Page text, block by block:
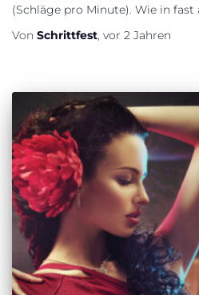
(Schläge pro Minute). Wie in fast
Von Schrittfest, vor 2 Jahren